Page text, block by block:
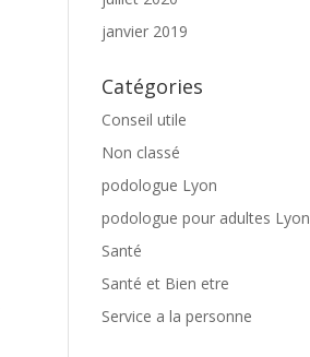
janvier 2019
Catégories
Conseil utile
Non classé
podologue Lyon
podologue pour adultes Lyon
Santé
Santé et Bien etre
Service a la personne